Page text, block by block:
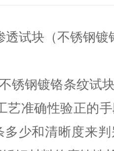
透试块 （不锈钢镀
锈钢镀铬条纹试
艺准确性验正的
多少和清晰度来